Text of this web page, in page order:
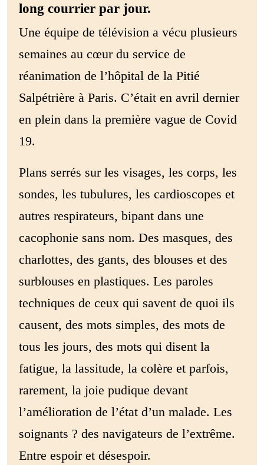
long courrier par jour.
Une équipe de télévision a vécu plusieurs
semaines au cœur du service de
réanimation de l’hôpital de la Pitié
Salpétrière à Paris. C’était en avril dernier
en plein dans la première vague de Covid
19.
Plans serrés sur les visages, les corps, les
sondes, les tubulures, les cardioscopes et
autres respirateurs, bipant dans une
cacophonie sans nom. Des masques, des
charlottes, des gants, des blouses et des
surblouses en plastiques. Les paroles
techniques de ceux qui savent de quoi ils
causent, des mots simples, des mots de
tous les jours, des mots qui disent la
fatigue, la lassitude, la colère et parfois,
rarement, la joie pudique devant
l’amélioration de l’état d’un malade. Les
soignants ? des navigateurs de l’extrême.
Entre espoir et désespoir.